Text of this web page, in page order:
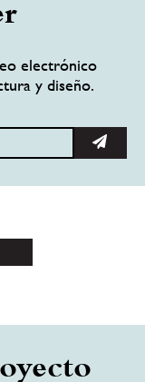
electrónico
y diseño.